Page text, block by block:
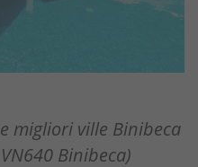
migliori ville Binibeca
Binibeca)